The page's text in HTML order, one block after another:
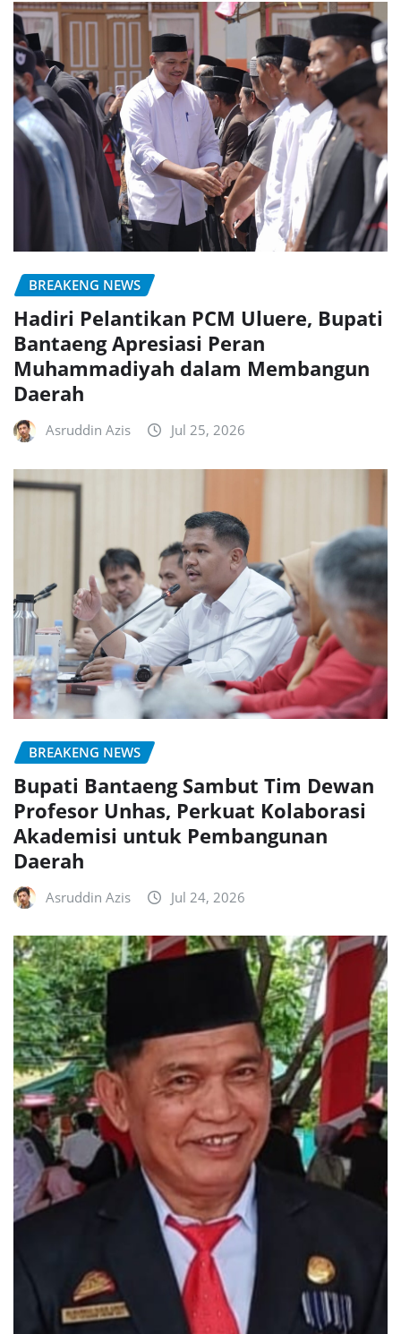
BREAKENG NEWS
Hadiri Pelantikan PCM Uluere, Bupati
Bantaeng Apresiasi Peran
Muhammadiyah dalam Membangun
Daerah
Asruddin Azis Jul 25, 2026
BREAKENG NEWS
Bupati Bantaeng Sambut Tim Dewan
Profesor Unhas, Perkuat Kolaborasi
Akademisi untuk Pembangunan
Daerah
Asruddin Azis Jul 24, 2026